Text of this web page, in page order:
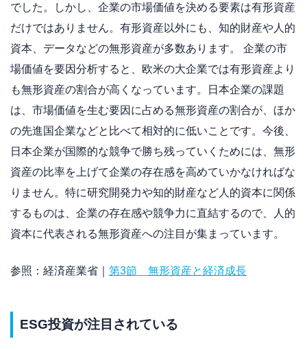
でした。しかし、企業の市場価値を決める要素は有形資産
だけではありません。有形資産以外にも、知的財産や人的
資本、データなどの無形資産が多数あります。 企業の市
場価値を要因分析すると、欧米の大企業では有形資産より
も無形資産の割合が高くなっています。日本企業の課題
は、市場価値を生む要因に占める無形資産の割合が、ほか
の先進国企業などと比べて相対的に低いことです。今後、
日本企業が国際的な競争で勝ち残っていくためには、無形
資産の比率を上げて企業の存在感を高めていかなければな
りません。特に研究開発力や知的財産など人的資本に関係
するものは、企業の存在感や競争力に直結するので、人的
資本に代表される無形資産への注目が集まっています。
参照：経済産業省｜ 第3節 無形資産と経済成長
ESG投資が注目されている